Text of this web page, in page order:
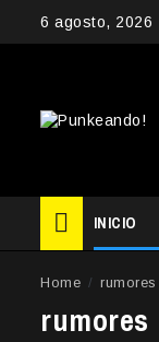
6 agosto, 2026
INICIO
Home rumores
rumores